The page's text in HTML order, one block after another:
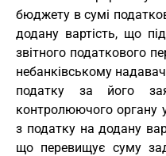
бюджету в сумі
додану вартість, що
звітного податкового
небанківському
податку за його
контролюючого органу у
з податку на додану
що перевищує суму